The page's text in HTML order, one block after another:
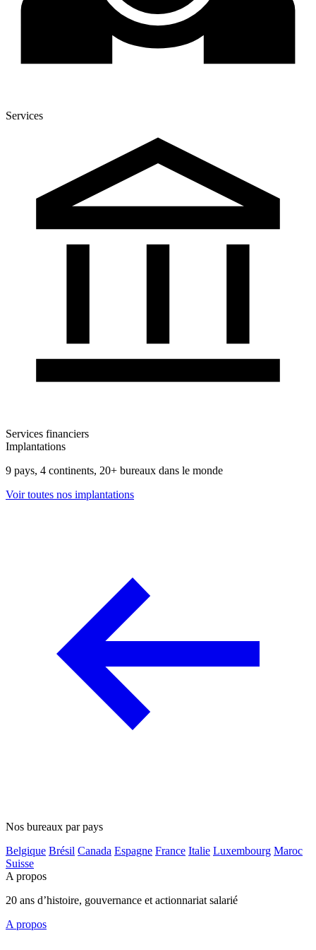
Services
Services financiers
Implantations
9 pays, 4 continents, 20+ bureaux dans le monde
Voir toutes nos implantations
Nos bureaux par pays
Belgique Brésil Canada Espagne France Italie Luxembourg Maroc
Suisse
A propos
20 ans d’histoire, gouvernance et actionnariat salarié
A propos